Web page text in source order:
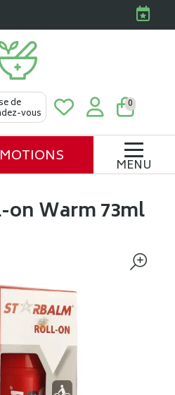
Pharmacies Clabots &
de
vous
0
MENU
on Warm 73ml